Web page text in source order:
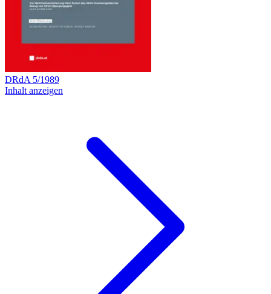
DRdA 5/1989
Inhalt anzeigen